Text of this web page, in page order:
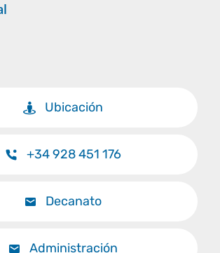
Ubicación
+34 928 451 176
Decanato
Administración